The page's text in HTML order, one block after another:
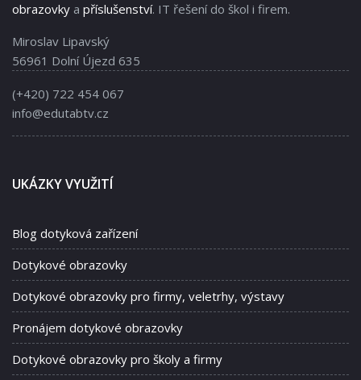
obrazovky a příslušenství. IT řešení do škol i firem.
Miroslav Lipavský
56961 Dolní Újezd 635
(+420) 722 454 067
info@edutabtv.cz
UKÁZKY VYUŽITÍ
Blog dotyková zařízení
Dotykové obrazovky
Dotykové obrazovky pro firmy, veletrhy, výstavy
Pronájem dotykové obrazovky
Dotykové obrazovky pro školy a firmy